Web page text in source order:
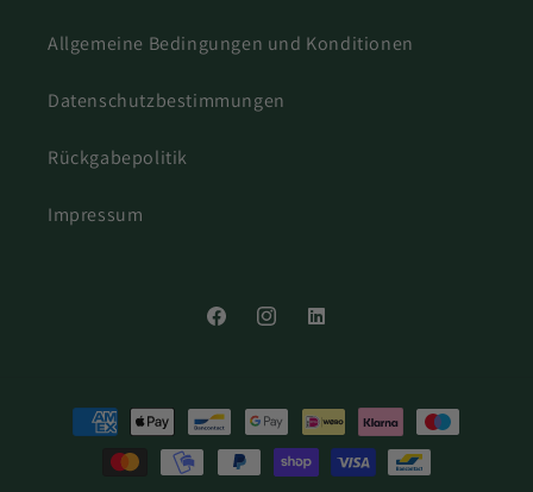
Allgemeine Bedingungen und Konditionen
Datenschutzbestimmungen
Rückgabepolitik
Impressum
FacebookInstagramLinkedIn
Zahlungsmethoden